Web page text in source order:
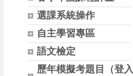
選課系統操作
自主學習專區
語文檢定
歷年模擬考題目（登入